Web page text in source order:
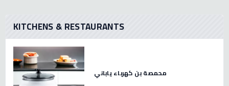
KITCHENS & RESTAURANTS
محمصة بن كهرباء ياباني